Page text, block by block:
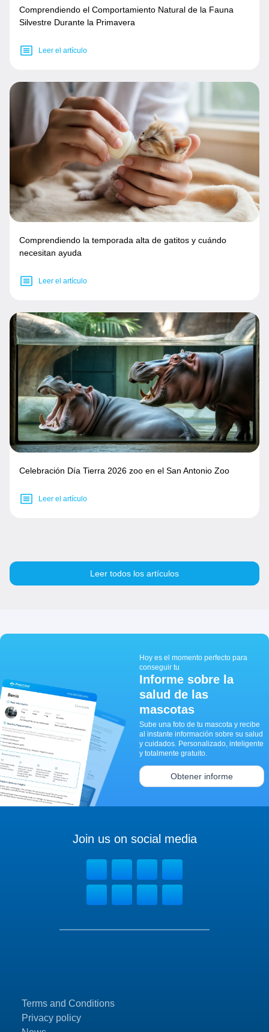
Comprendiendo el Comportamiento Natural de la Fauna
Silvestre Durante la Primavera
Leer el artículo
Comprendiendo la temporada alta de gatitos y cuándo
necesitan ayuda
Leer el artículo
Celebración Día Tierra 2026 zoo en el San Antonio Zoo
Leer el artículo
Leer todos los artículos
Hoy es el momento perfecto para
conseguir tu
Informe sobre la
salud de las
mascotas
Sube una foto de tu mascota y recibe
al instante información sobre su salud
y cuidados. Personalizado, inteligente
y totalmente gratuito.
Obtener informe
Terms and Conditions
Privacy policy
Join us on social media